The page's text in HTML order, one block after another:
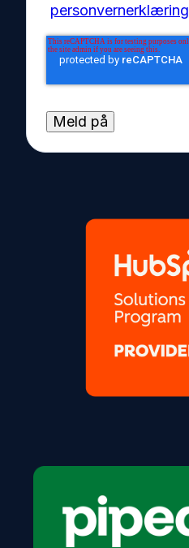
personvernerklæring